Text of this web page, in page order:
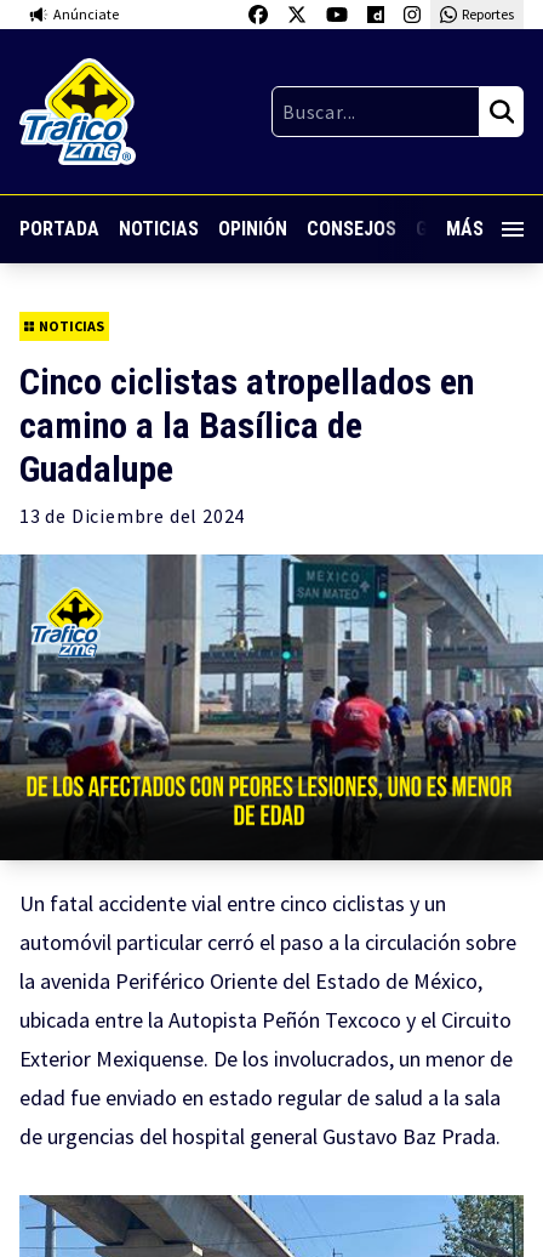
Anúnciate Reportes
PORTADA NOTICIAS OPINIÓN CONSEJOS GUARDIA
MÁS
NOTICIAS
Cinco ciclistas atropellados en
camino a la Basílica de
Guadalupe
13 de Diciembre del 2024
Un fatal accidente vial entre cinco ciclistas y un
automóvil particular cerró el paso a la circulación sobre
la avenida Periférico Oriente del Estado de México,
ubicada entre la Autopista Peñón Texcoco y el Circuito
Exterior Mexiquense. De los involucrados, un menor de
edad fue enviado en estado regular de salud a la sala
de urgencias del hospital general Gustavo Baz Prada.